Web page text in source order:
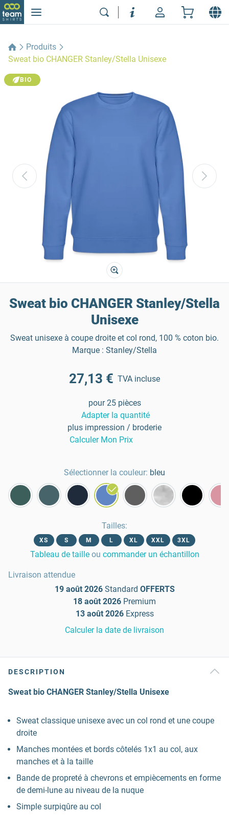
Produits
Sweat bio CHANGER Stanley/Stella Unisexe
BIO
Sweat bio CHANGER Stanley/Stella
Unisexe
Sweat unisexe à coupe droite et col rond, 100 % coton bio.
Marque : Stanley/Stella
27,13 € TVA incluse
pour 25 pièces
Adapter la quantité
plus impression / broderie
Calculer Mon Prix
Sélectionner la couleur: bleu
Tailles:
XS S M L XL XXL 3XL
Tableau de taille ou commander un échantillon
Livraison attendue
19 août 2026 Standard OFFERTS
18 août 2026 Premium
13 août 2026 Express
Calculer la date de livraison
DESCRIPTION
Sweat bio CHANGER Stanley/Stella Unisexe
Sweat classique unisexe avec un col rond et une coupe
droite
Manches montées et bords côtelés 1x1 au col, aux
manches et à la taille
Bande de propreté à chevrons et empiècements en forme
de demi-lune au niveau de la nuque
Simple surpiqûre au col